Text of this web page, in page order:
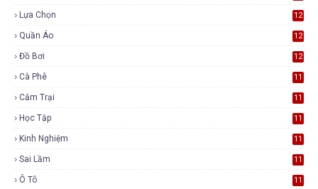
Lựa Chọn 12
Quần Áo 12
Đồ Bơi 12
Cà Phê 11
Cắm Trại 11
Học Tập 11
Kinh Nghiệm 11
Sai Lầm 11
Ô Tô 11